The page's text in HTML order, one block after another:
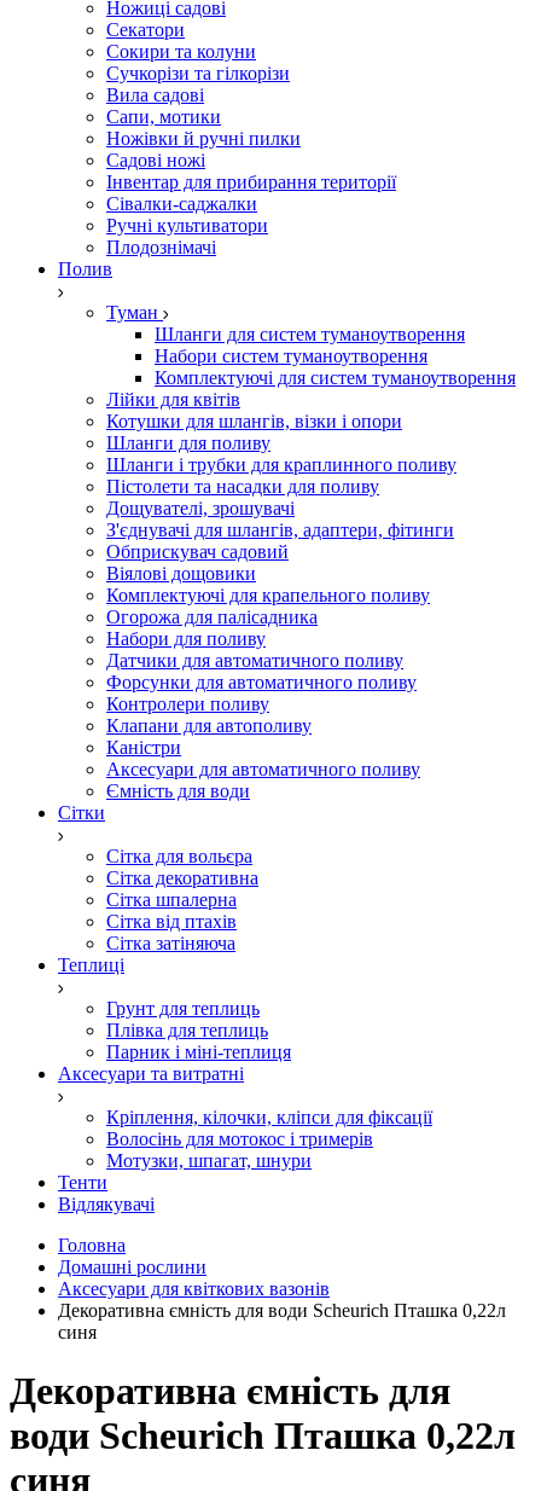
Ножиці садові
Секатори
Сокири та колуни
Сучкорізи та гілкорізи
Вила садові
Сапи, мотики
Ножівки й ручні пилки
Садові ножі
Інвентар для прибирання території
Сівалки-саджалки
Ручні культиватори
Плодознімачі
Полив
Туман
Шланги для систем туманоутворення
Набори систем туманоутворення
Комплектуючі для систем туманоутворення
Лійки для квітів
Котушки для шлангів, візки і опори
Шланги для поливу
Шланги і трубки для краплинного поливу
Пістолети та насадки для поливу
Дощувателі, зрошувачі
З'єднувачі для шлангів, адаптери, фітинги
Обприскувач садовий
Віялові дощовики
Комплектуючі для крапельного поливу
Огорожа для палісадника
Набори для поливу
Датчики для автоматичного поливу
Форсунки для автоматичного поливу
Контролери поливу
Клапани для автополиву
Каністри
Аксесуари для автоматичного поливу
Ємність для води
Сітки
Сітка для вольєра
Сітка декоративна
Сітка шпалерна
Сітка від птахів
Сітка затіняюча
Теплиці
Грунт для теплиць
Плівка для теплиць
Парник і міні-теплиця
Аксесуари та витратні
Кріплення, кілочки, кліпси для фіксації
Волосінь для мотокос і тримерів
Мотузки, шпагат, шнури
Тенти
Відлякувачі
Головна
Домашні рослини
Аксесуари для квіткових вазонів
Декоративна ємність для води Scheurich Пташка 0,22л
синя
Декоративна ємність для
води Scheurich Пташка 0,22л
синя